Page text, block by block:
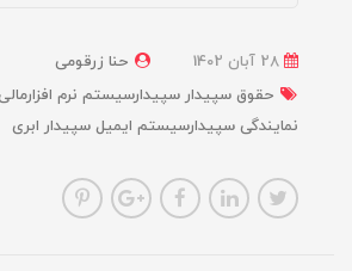
حنا زرقومی
حقوق سپیدار سپیدارسیستم نرم
نمایندگی سپیدارسیستم ایمیل سپیدار ابری